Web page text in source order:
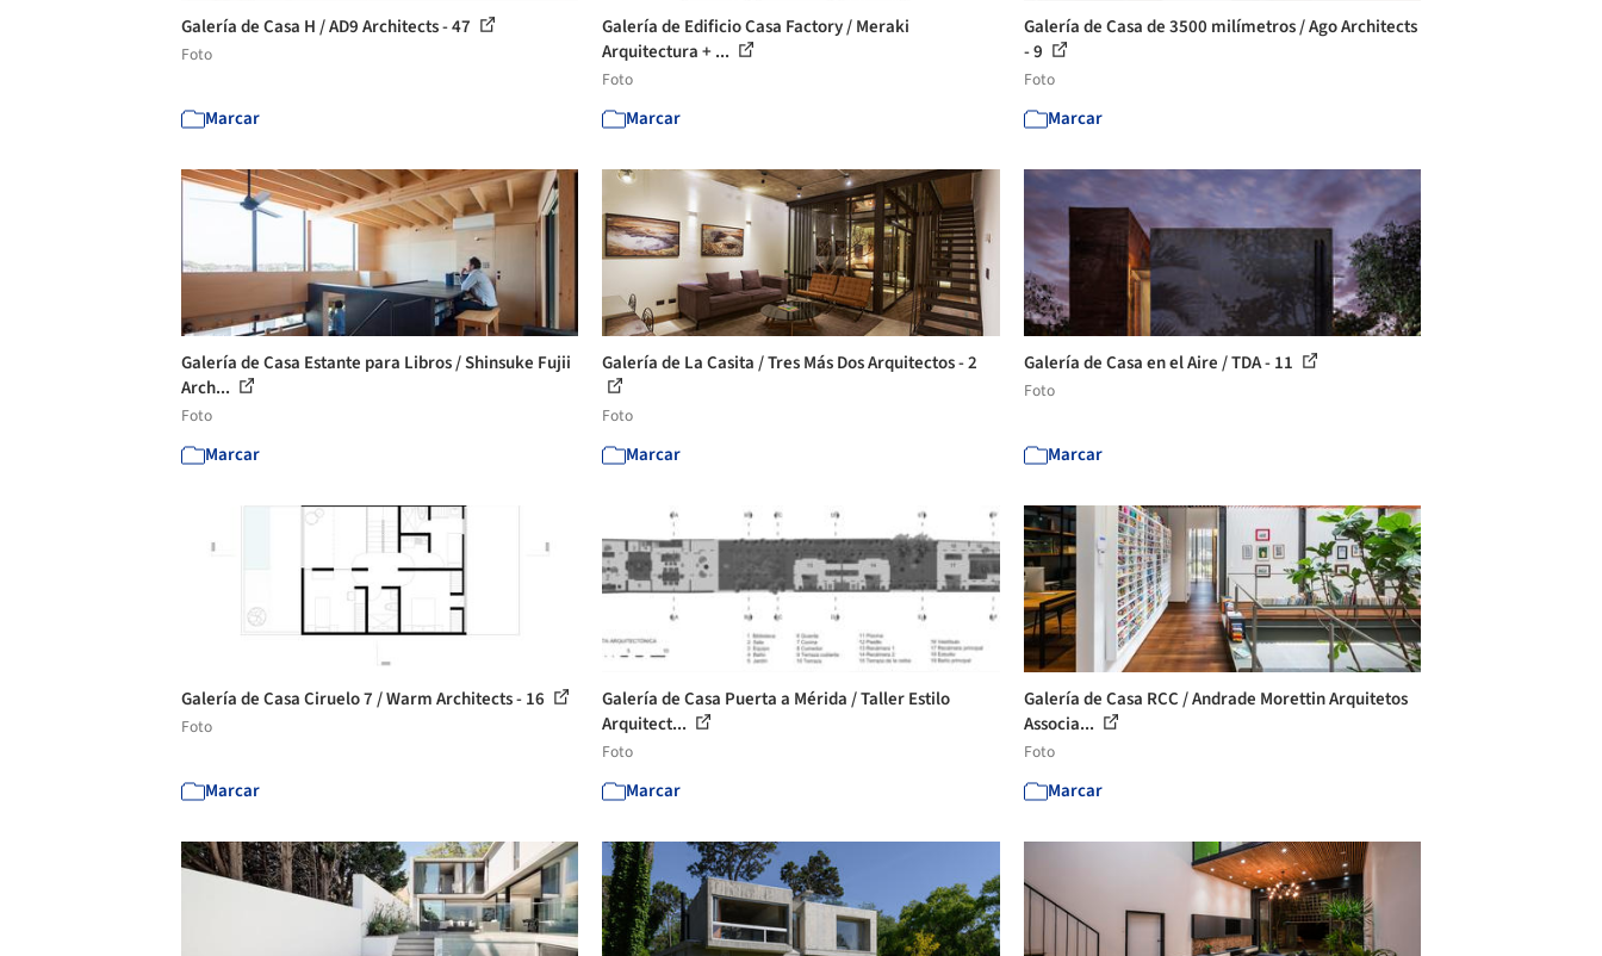
Galería de Casa H / AD9 Architects - 47
Foto
Marcar
Galería de Edificio Casa Factory / Meraki
Arquitectura + ...
Foto
Marcar
Galería de Casa de 3500 milímetros / Ago Architects
- 9
Foto
Marcar
Galería de Casa Estante para Libros / Shinsuke Fujii
Arch...
Foto
Marcar
Galería de La Casita / Tres Más Dos Arquitectos - 2
Foto
Marcar
Galería de Casa en el Aire / TDA - 11
Foto
Marcar
Galería de Casa Ciruelo 7 / Warm Architects - 16
Foto
Marcar
Galería de Casa Puerta a Mérida / Taller Estilo
Arquitect...
Foto
Marcar
Galería de Casa RCC / Andrade Morettin Arquitetos
Associa...
Foto
Marcar